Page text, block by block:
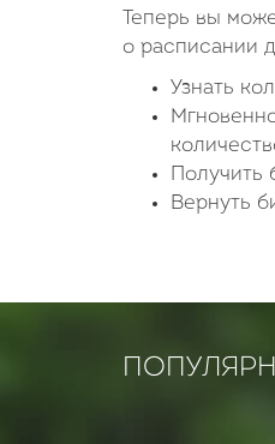
Теперь вы
о расписании
Узнать
Вернуть